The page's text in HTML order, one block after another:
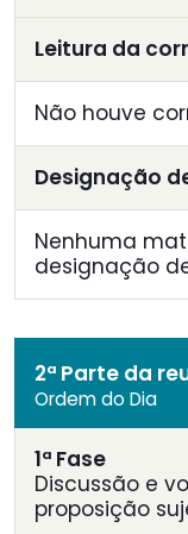
Leitura da
Não houve
Designação
Nenhuma
designação
2ª Parte da
Ordem do Dia
1ª Fase
Discussão e
proposição